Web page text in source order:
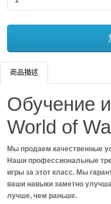
商品描述
Обучение
World of
Мы продаем качественные
Наши профессиональные
игры за этот класс. Мы
ваши навыки заметно
лучше, чем раньше.